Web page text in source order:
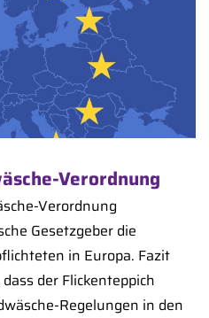
Verordnung
Verordnung
Gesetzgeber die
in Europa. Fazit
der Flickenteppich
Regelungen in den